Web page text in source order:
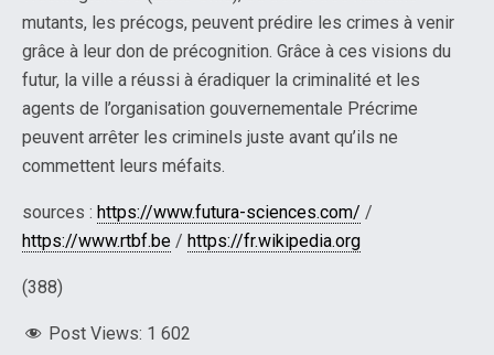
mutants, les précogs, peuvent prédire les crimes à venir
grâce à leur don de précognition. Grâce à ces visions du
futur, la ville a réussi à éradiquer la criminalité et les
agents de l’organisation gouvernementale Précrime
peuvent arrêter les criminels juste avant qu’ils ne
commettent leurs méfaits.
sources : https://www.futura-sciences.com/ /
https://www.rtbf.be / https://fr.wikipedia.org
(388)
Post Views: 1 602